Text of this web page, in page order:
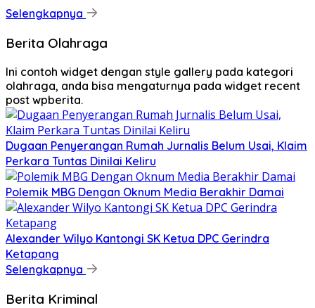
Selengkapnya
Berita Olahraga
Ini contoh widget dengan style gallery pada kategori
olahraga, anda bisa mengaturnya pada widget recent
post wpberita.
Dugaan Penyerangan Rumah Jurnalis Belum Usai, Klaim
Perkara Tuntas Dinilai Keliru
Polemik MBG Dengan Oknum Media Berakhir Damai
Alexander Wilyo Kantongi SK Ketua DPC Gerindra
Ketapang
Selengkapnya
Berita Kriminal